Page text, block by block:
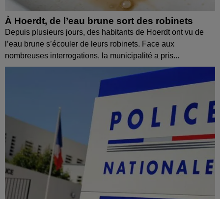
À Hoerdt, de l’eau brune sort des robinets
Depuis plusieurs jours, des habitants de Hoerdt ont vu de
l’eau brune s’écouler de leurs robinets. Face aux
nombreuses interrogations, la municipalité a pris...